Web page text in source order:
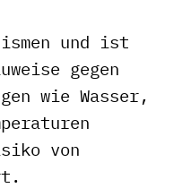
und ist
gegen
wie Wasser,
von